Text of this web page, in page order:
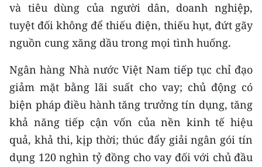
và tiêu dùng của người dân, doanh nghiệp,
tuyệt đối không để thiếu điện, thiếu hụt, đứt gãy
nguồn cung xăng dầu trong mọi tình huống.
Ngân hàng Nhà nước Việt Nam tiếp tục chỉ đạo
giảm mặt bằng lãi suất cho vay; chủ động có
biện pháp điều hành tăng trưởng tín dụng, tăng
khả năng tiếp cận vốn của nền kinh tế hiệu
quả, khả thi, kịp thời; thúc đẩy giải ngân gói tín
dụng 120 nghìn tỷ đồng cho vay đối với chủ đầu